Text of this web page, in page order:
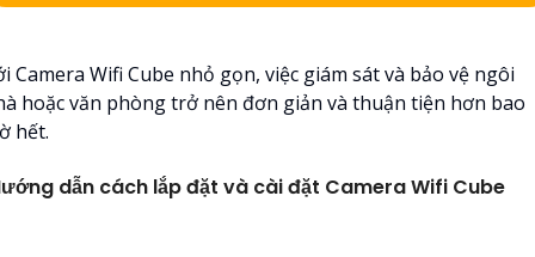
Camera Wifi Cube nhỏ gọn, việc giám sát và bảo vệ ngôi
hoặc văn phòng trở nên đơn giản và thuận tiện hơn bao
hết.
dẫn cách lắp đặt và cài đặt Camera Wifi Cube